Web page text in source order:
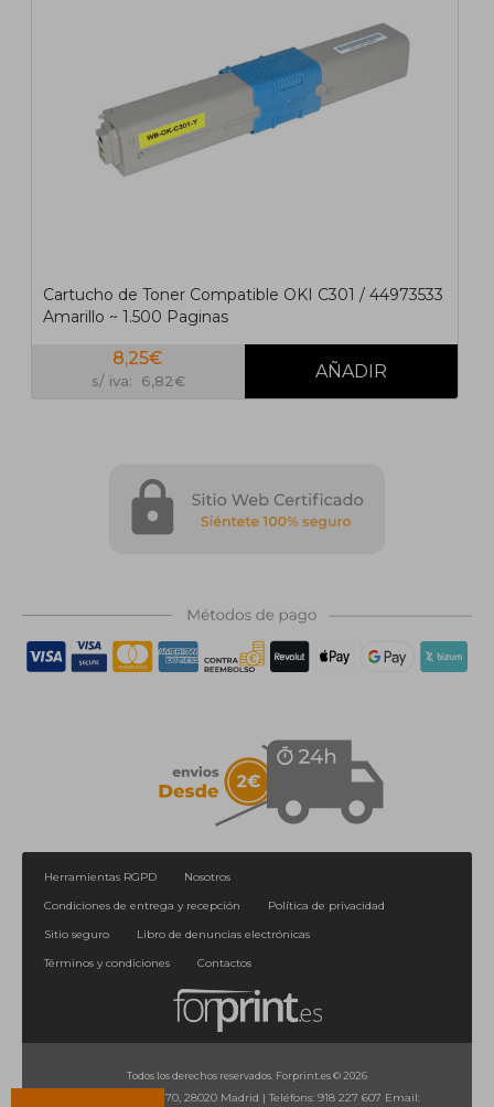
Cartucho de Toner Compatible OKI C301 / 44973533
Amarillo ~ 1.500 Paginas
8,25€
s/ iva: 6,82€
Herramientas RGPD
Nosotros
Condiciones de entrega y recepción
Política de privacidad
Sitio seguro
Libro de denuncias electrónicas
Términos y condiciones
Contactos
Todos los derechos reservados. Forprint.es © 2026
Calle de Orense, 70, 28020 Madrid | Teléfons: 918 227 607 Email: